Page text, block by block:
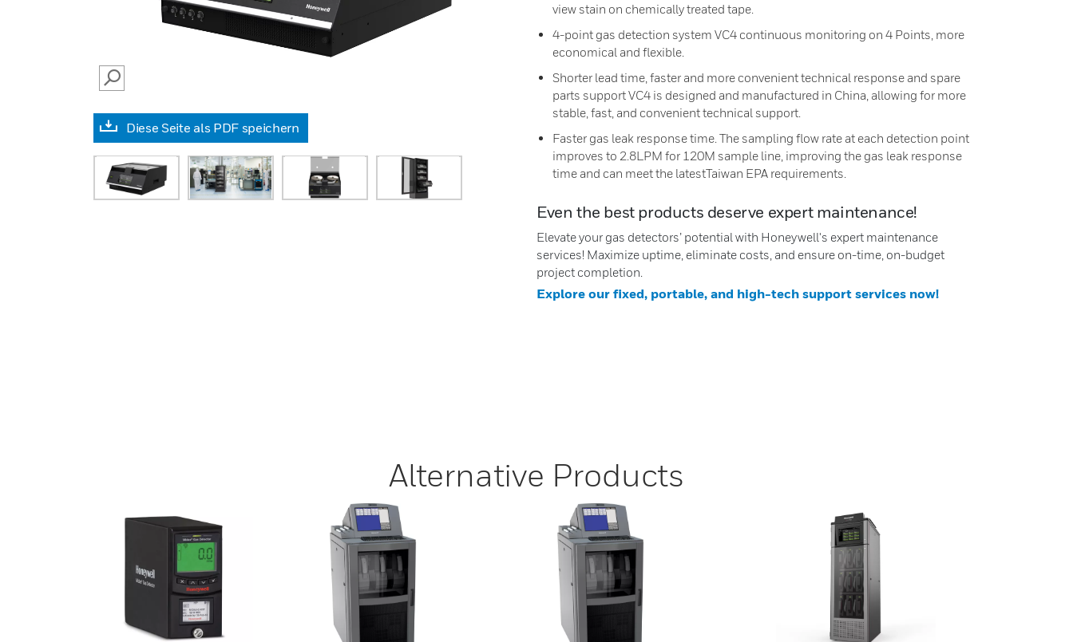
SEARCH
Diese Seite als PDF speichern
view stain on chemically treated tape.
4-point gas detection system VC4 continuous monitoring on 4 Points, more
economical and flexible.
Shorter lead time, faster and more convenient technical response and spare
parts support VC4 is designed and manufactured in China, allowing for more
stable, fast, and convenient technical support.
Faster gas leak response time. The sampling flow rate at each detection point
improves to 2.8LPM for 120M sample line, improving the gas leak response
time and can meet the latestTaiwan EPA requirements.
Even the best products deserve expert maintenance!
Elevate your gas detectors’ potential with Honeywell's expert maintenance
services! Maximize uptime, eliminate costs, and ensure on-time, on-budget
project completion.
Explore our fixed, portable, and high-tech support services now!
Alternative Products